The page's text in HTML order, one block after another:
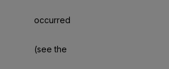
occurred
(see the